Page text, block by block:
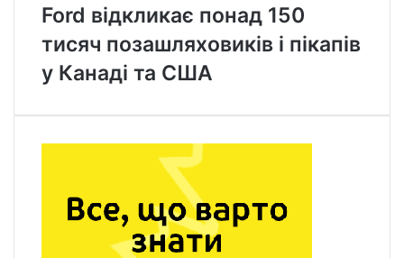
Ford відкликає понад 150
тисяч позашляховиків і пікапів
у Канаді та США